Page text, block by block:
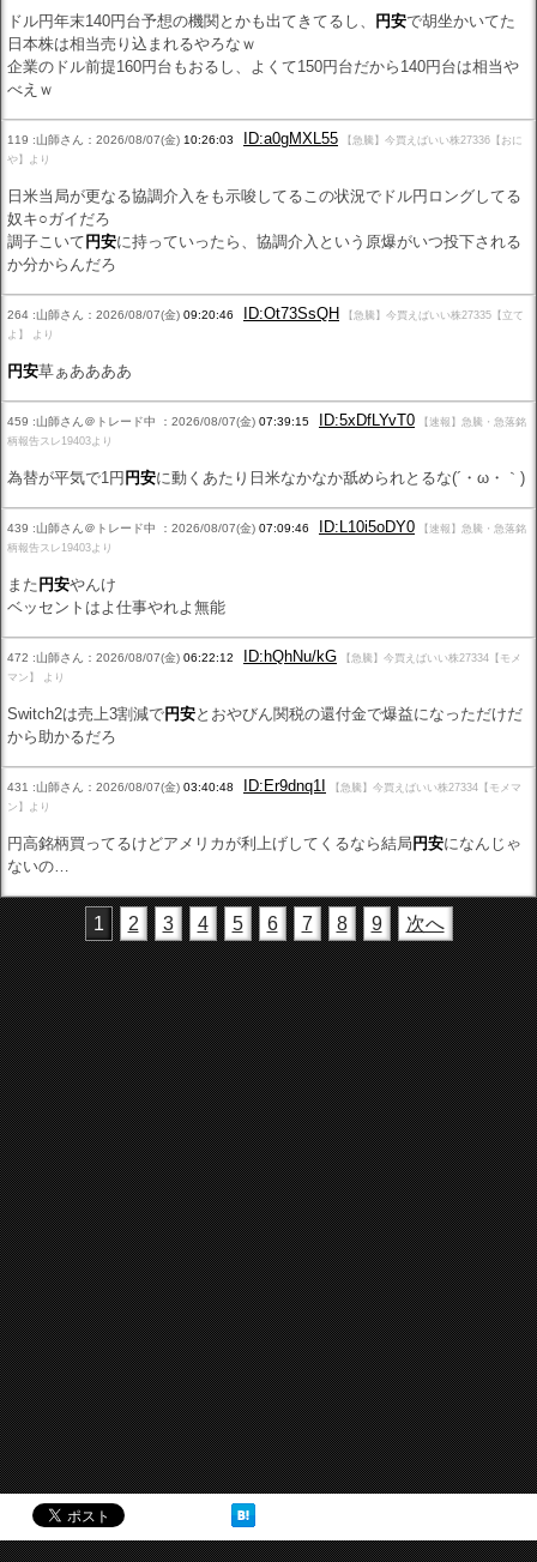
ドル円年末140円台予想の機関とかも出てきてるし、 円安で胡坐かいてた
日本株は相当売り込まれるやろなｗ
企業のドル前提160円台もおるし、よくて150円台だから140円台は相当や
べえｗ
119 :山師さん：2026/08/07(金) 10:26:03 ID:a0gMXL55
【急騰】今買えばいい株27336【おに
や】より
日米当局が更なる協調介入をも示唆してるこの状況でドル円ロングしてる
奴キ○ガイだろ
調子こいて 円安に持っていったら、協調介入という原爆がいつ投下される
か分からんだろ
264 :山師さん：2026/08/07(金) 09:20:46 ID:Ot73SsQH
【急騰】今買えばいい株27335【立て
よ】 より
円安草ぁああああ
459 :山師さん＠トレード中 ：2026/08/07(金) 07:39:15 ID:5xDfLYvT0
【速報】急騰・急落銘
柄報告スレ19403より
為替が平気で1円 円安に動くあたり日米なかなか舐められとるな(´・ω・｀)
439 :山師さん＠トレード中 ：2026/08/07(金) 07:09:46 ID:L10i5oDY0
【速報】急騰・急落銘
柄報告スレ19403より
また 円安やんけ
ベッセントはよ仕事やれよ無能
472 :山師さん：2026/08/07(金) 06:22:12 ID:hQhNu/kG
【急騰】今買えばいい株27334【モメ
マン】 より
Switch2は売上3割減で円安とおやびん関税の還付金で爆益になっただけだ
から助かるだろ
431 :山師さん：2026/08/07(金) 03:40:48 ID:Er9dnq1I
【急騰】今買えばいい株27334【モメマ
ン】より
円高銘柄買ってるけどアメリカが利上げしてくるなら結局 円安になんじゃ
ないの…
1 2 3 4 5 6 7 8 9 次へ